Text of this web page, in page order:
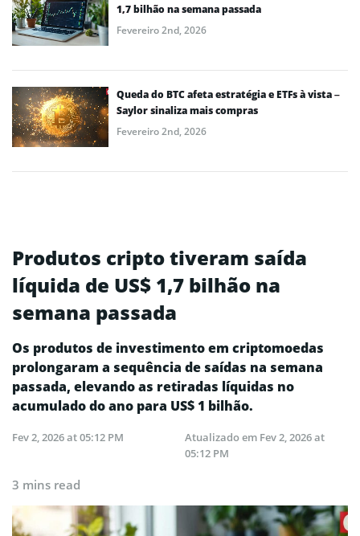
1,7 bilhão na semana passada
Fevereiro 2nd, 2026
Queda do BTC afeta estratégia e ETFs à vista –
Saylor sinaliza mais compras
Fevereiro 2nd, 2026
Produtos cripto tiveram saída
líquida de US$ 1,7 bilhão na
semana passada
Os produtos de investimento em criptomoedas
prolongaram a sequência de saídas na semana
passada, elevando as retiradas líquidas no
acumulado do ano para US$ 1 bilhão.
Fev 2, 2026 at 05:12 PM Atualizado em Fev 2, 2026 at
05:12 PM
3 mins read